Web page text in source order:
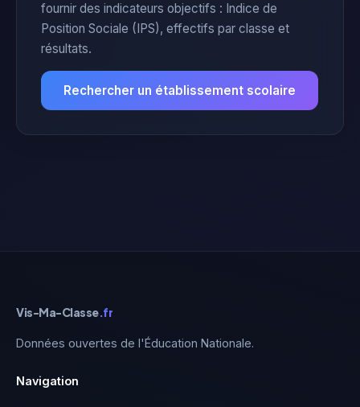
fournir des indicateurs objectifs : Indice de
Position Sociale (IPS), effectifs par classe et
résultats.
Rechercher un établissement scolaire
Vis-Ma-Classe.fr
Données ouvertes de l'Éducation Nationale.
Navigation